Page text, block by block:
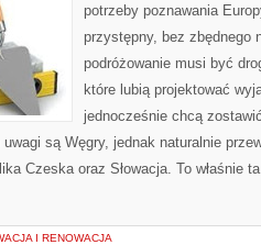
potrzeby poznawania
przystępny, bez zbędnego
podróżowanie musi być
które lubią projektować
jednocześnie chcą
są Węgry, jednak naturalnie
Czeska oraz Słowacja. To właśnie
I RENOWACJA